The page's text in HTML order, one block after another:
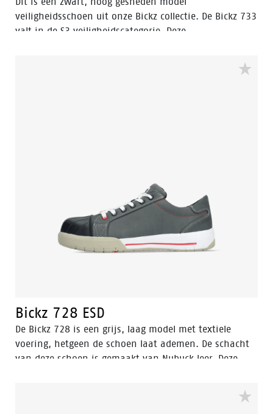
veiligheidsschoen uit onze Bickz collectie. De Bickz 733
valt in de S3 veiligheidscategorie. Deze
Bickz 728 ESD
De Bickz 728 is een grijs, laag model met textiele
voering, hetgeen de schoen laat ademen. De schacht
van deze schoen is gemaakt van Nubuck leer. Deze
composiete middenzool. Deze veiligheidsschoenen zijn